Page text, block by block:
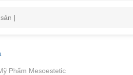
Phẩm Mesoestetic